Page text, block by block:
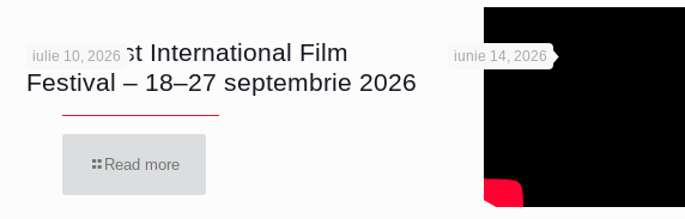
iulie 10, 2026
Bucharest International Film
Festival – 18–27 septembrie 2026
Read more
iunie 14, 2026